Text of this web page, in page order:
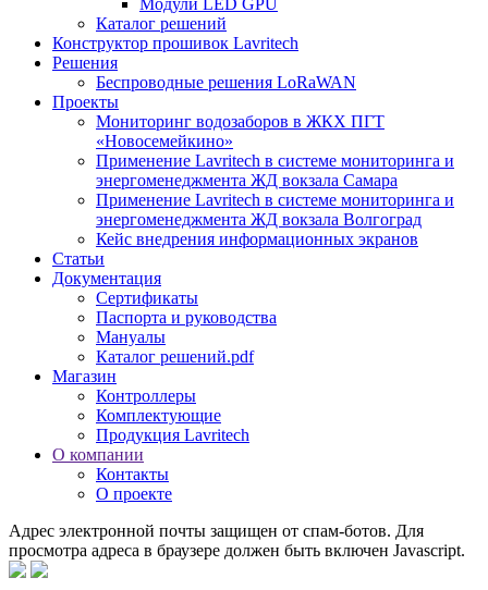
Модули LED GPU
Каталог решений
Конструктор прошивок Lavritech
Решения
Беспроводные решения LoRaWAN
Проекты
Мониторинг водозаборов в ЖКХ ПГТ
«Новосемейкино»
Применение Lavritech в системе мониторинга и
энергоменеджмента ЖД вокзала Самара
Применение Lavritech в системе мониторинга и
энергоменеджмента ЖД вокзала Волгоград
Кейс внедрения информационных экранов
Статьи
Документация
Сертификаты
Паспорта и руководства
Мануалы
Каталог решений.pdf
Магазин
Контроллеры
Комплектующие
Продукция Lavritech
О компании
Контакты
О проекте
Адрес электронной почты защищен от спам-ботов. Для
просмотра адреса в браузере должен быть включен Javascript.